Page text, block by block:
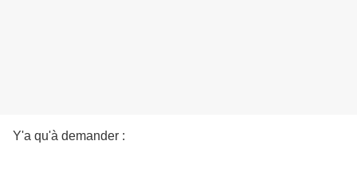
Y'a qu'à demander :